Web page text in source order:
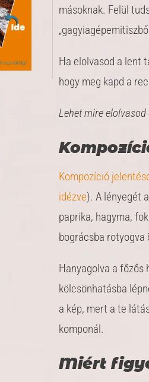
másoknak. Felül
Ha elolvasod a lent
hogy meg kapd a
Lehet mire
Kompozíció
idézve). A lényegét
paprika, hagyma,
bográcsba rotyogva
Hanyagolva a főzős
kölcsönhatásba
a kép, mert a te
komponál.
Miért